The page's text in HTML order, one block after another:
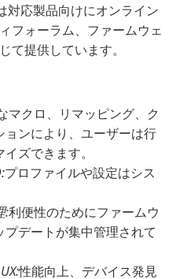
対応製品向けにオンライン
フォーラム、ファームウェ
て提供しています。
マクロ、リマッピング、ク
ョンにより、ユーザーは行
ズできます。
プロファイルや設定はシス
:利便性のためにファームウ
デートが集中管理されて
性能向上、デバイス発見